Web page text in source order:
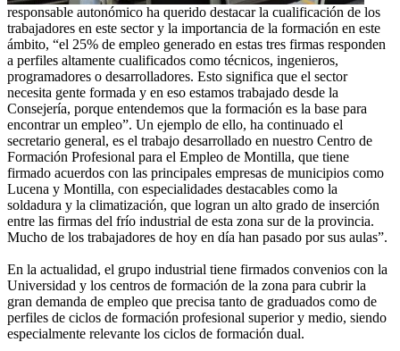
responsable autonómico ha querido destacar la cualificación de los
trabajadores en este sector y la importancia de la formación en este
ámbito, “el 25% de empleo generado en estas tres firmas responden
a perfiles altamente cualificados como técnicos, ingenieros,
programadores o desarrolladores. Esto significa que el sector
necesita gente formada y en eso estamos trabajado desde la
Consejería, porque entendemos que la formación es la base para
encontrar un empleo”. Un ejemplo de ello, ha continuado el
secretario general, es el trabajo desarrollado en nuestro Centro de
Formación Profesional para el Empleo de Montilla, que tiene
firmado acuerdos con las principales empresas de municipios como
Lucena y Montilla, con especialidades destacables como la
soldadura y la climatización, que logran un alto grado de inserción
entre las firmas del frío industrial de esta zona sur de la provincia.
Mucho de los trabajadores de hoy en día han pasado por sus aulas”.
En la actualidad, el grupo industrial tiene firmados convenios con la
Universidad y los centros de formación de la zona para cubrir la
gran demanda de empleo que precisa tanto de graduados como de
perfiles de ciclos de formación profesional superior y medio, siendo
especialmente relevante los ciclos de formación dual.